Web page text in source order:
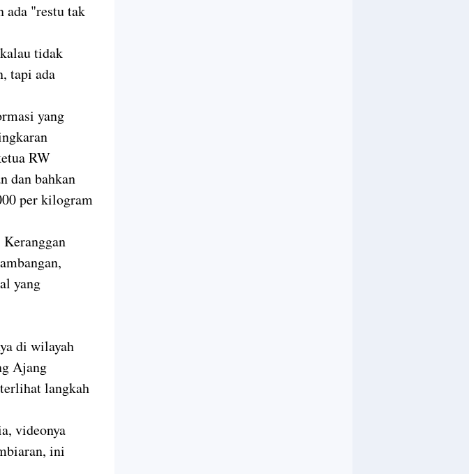
ada "restu tak
tidak
tapi ada
yang
RW
dan bahkan
per kilogram
yang
di wilayah
Ajang
langkah
videonya
ini